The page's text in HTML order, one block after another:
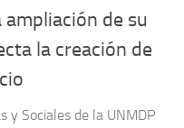
ampliación de su
la creación de
y Sociales de la UNMDP